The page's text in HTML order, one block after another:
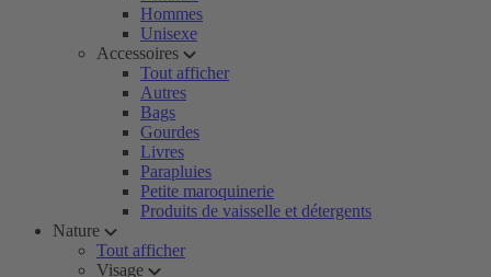
Hommes
Unisexe
Accessoires
Tout afficher
Autres
Bags
Gourdes
Livres
Parapluies
Petite maroquinerie
Produits de vaisselle et détergents
Nature
Tout afficher
Visage